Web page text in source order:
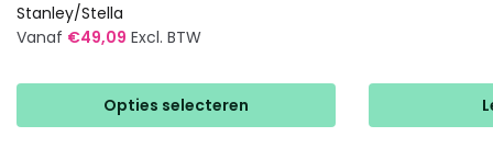
Stanley/Stella
Vanaf €49,09 Excl. BTW
Opties selecteren
heeft